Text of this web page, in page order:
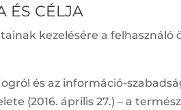
ÉS CÉLJA
kezelésére a
és az információ-
(2016. április 27.) – a